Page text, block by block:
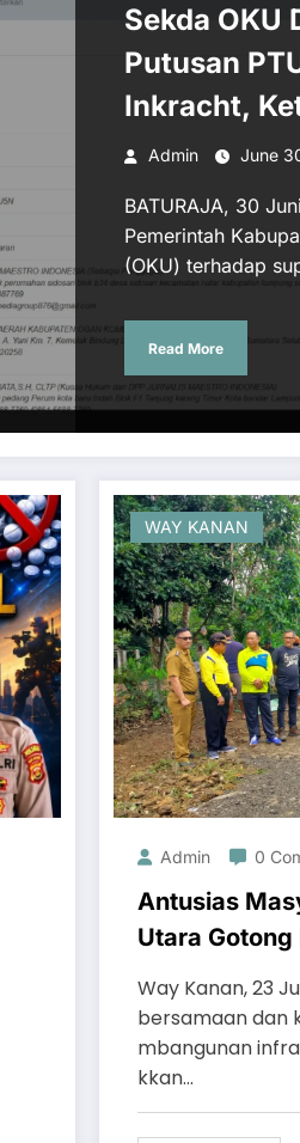
Sekda OKU
Putusan
Inkracht,
“Tamparan
Supremasi
Admin June
BATURAJA, 30
Pemerintah
(OKU) terhadap
Read More
WAY KANAN
Admin 0
Antusias
Utara
Jalan BBC
dan
Way Kanan, 23
bersamaan dan
mbangunan
kkan…